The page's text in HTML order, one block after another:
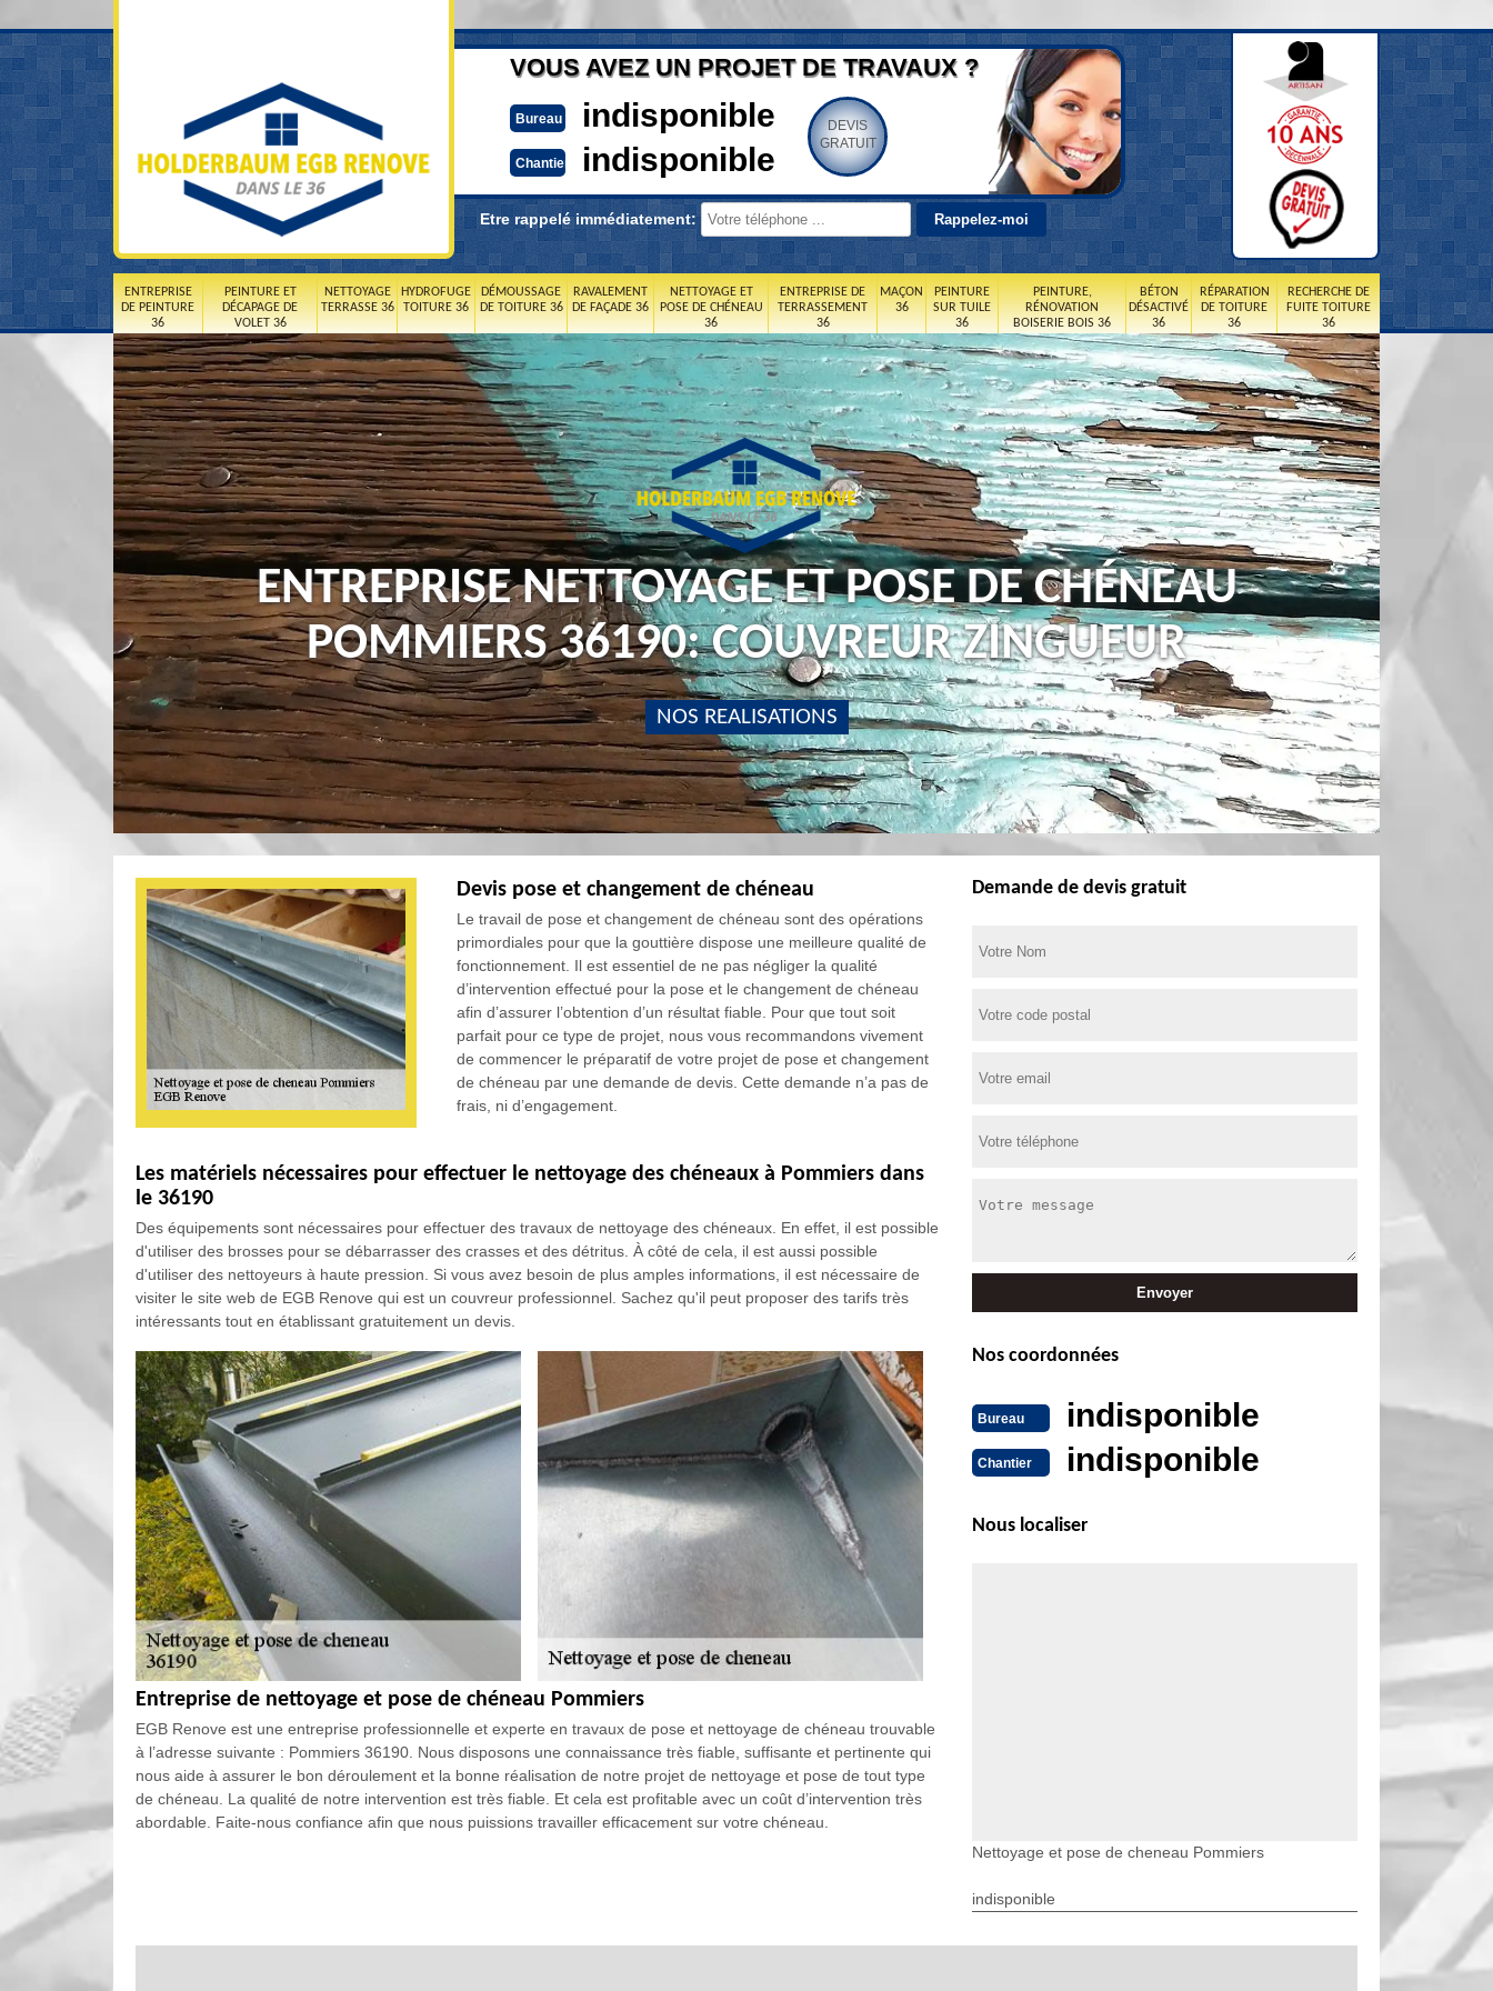
VOUS AVEZ UN PROJET DE TRAVAUX ?
Bureau indisponible
Chantier indisponible
DEVIS
GRATUIT
Etre rappelé immédiatement:
ENTREPRISE
DE PEINTURE
36
PEINTURE ET
DÉCAPAGE DE
VOLET 36
NETTOYAGE
TERRASSE 36
HYDROFUGE
TOITURE 36
DÉMOUSSAGE
DE TOITURE 36
RAVALEMENT
DE FAÇADE 36
NETTOYAGE ET
POSE DE CHÉNEAU
36
ENTREPRISE DE
TERRASSEMENT
36
MAÇON
36
PEINTURE
SUR TUILE
36
PEINTURE,
RÉNOVATION
BOISERIE BOIS 36
BÉTON
DÉSACTIVÉ
36
RÉPARATION
DE TOITURE
36
RECHERCHE DE
FUITE TOITURE
36
ENTREPRISE NETTOYAGE ET POSE DE CHÉNEAU
POMMIERS 36190: COUVREUR ZINGUEUR
NOS REALISATIONS
Devis pose et changement de chéneau
Le travail de pose et changement de chéneau sont des opérations
primordiales pour que la gouttière dispose une meilleure qualité de
fonctionnement. Il est essentiel de ne pas négliger la qualité
d’intervention effectué pour la pose et le changement de chéneau
afin d’assurer l’obtention d’un résultat fiable. Pour que tout soit
parfait pour ce type de projet, nous vous recommandons vivement
de commencer le préparatif de votre projet de pose et changement
de chéneau par une demande de devis. Cette demande n’a pas de
frais, ni d’engagement.
Les matériels nécessaires pour effectuer le nettoyage des chéneaux à Pommiers dans
le 36190
Des équipements sont nécessaires pour effectuer des travaux de nettoyage des chéneaux. En effet, il est possible
d'utiliser des brosses pour se débarrasser des crasses et des détritus. À côté de cela, il est aussi possible
d'utiliser des nettoyeurs à haute pression. Si vous avez besoin de plus amples informations, il est nécessaire de
visiter le site web de EGB Renove qui est un couvreur professionnel. Sachez qu'il peut proposer des tarifs très
intéressants tout en établissant gratuitement un devis.
Entreprise de nettoyage et pose de chéneau Pommiers
EGB Renove est une entreprise professionnelle et experte en travaux de pose et nettoyage de chéneau trouvable
à l’adresse suivante : Pommiers 36190. Nous disposons une connaissance très fiable, suffisante et pertinente qui
nous aide à assurer le bon déroulement et la bonne réalisation de notre projet de nettoyage et pose de tout type
de chéneau. La qualité de notre intervention est très fiable. Et cela est profitable avec un coût d’intervention très
abordable. Faite-nous confiance afin que nous puissions travailler efficacement sur votre chéneau.
Demande de devis gratuit
Nos coordonnées
Bureau indisponible
Chantier indisponible
Nous localiser
Nettoyage et pose de cheneau Pommiers
indisponible